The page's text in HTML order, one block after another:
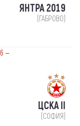
ЯНТРА 2019
(ГАБРОВО)
—
ЦСКА II
(СОФИЯ)